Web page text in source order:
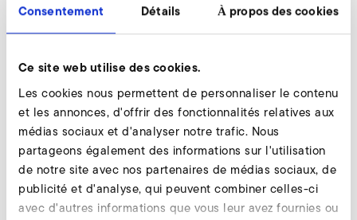
Consentement Détails À propos des cookies
Ce site web utilise des cookies.
Les cookies nous permettent de personnaliser le contenu
et les annonces, d'offrir des fonctionnalités relatives aux
médias sociaux et d'analyser notre trafic. Nous
partageons également des informations sur l'utilisation
de notre site avec nos partenaires de médias sociaux, de
publicité et d'analyse, qui peuvent combiner celles-ci
avec d'autres informations que vous leur avez fournies ou
Grille de protection largeur des mailles 8